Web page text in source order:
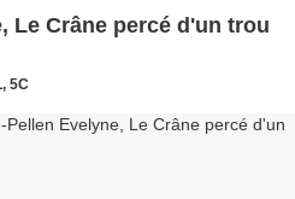
Le Crâne percé d'un trou
5C